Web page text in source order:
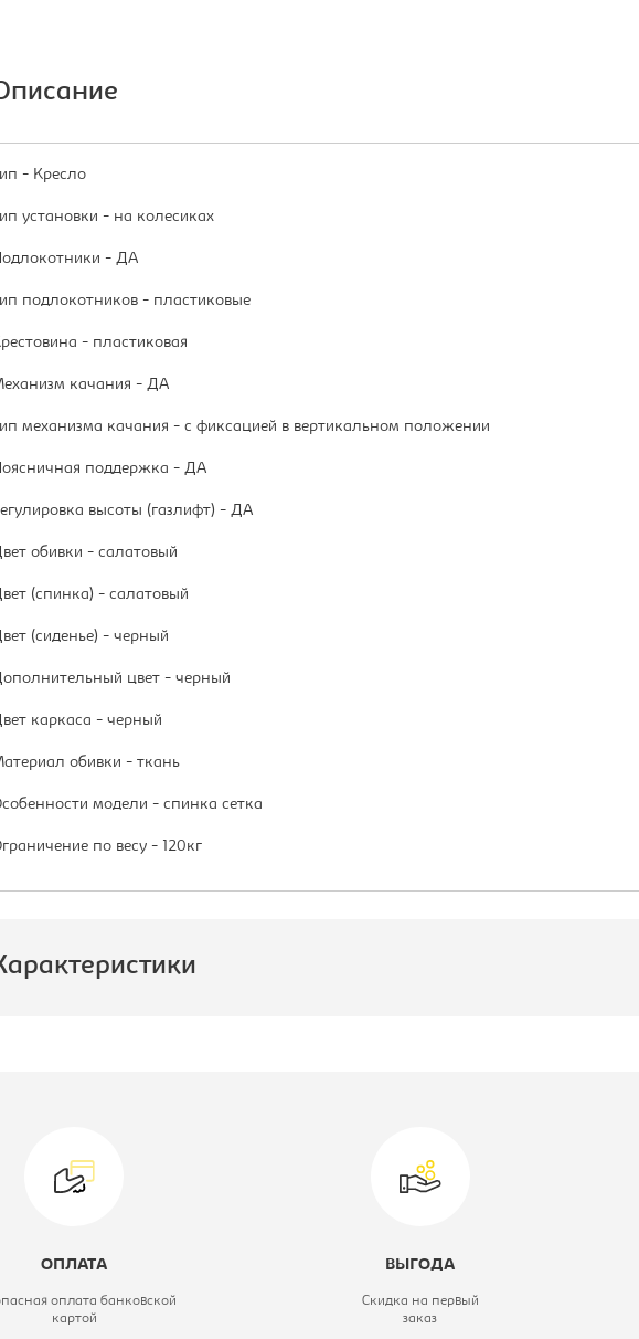
- Кресло
установки - на колесиках
- ДА
подлокотников - пластиковые
- пластиковая
качания - ДА
механизма качания - с фиксацией в вертикальном положении
поддержка - ДА
высоты (газлифт) - ДА
обивки - салатовый
(спинка) - салатовый
(сиденье) - черный
цвет - черный
каркаса - черный
обивки - ткань
модели - спинка сетка
по весу - 120кг
Цвет материала: зеленое, каркас-
ОПЛАТА
оплата банковской
картой
ВЫГОДА
Скидка на первый
заказ